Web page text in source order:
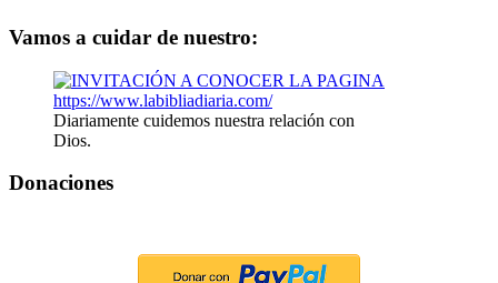
Vamos a cuidar de nuestro:
Diariamente cuidemos nuestra relación con
Dios.
Donaciones